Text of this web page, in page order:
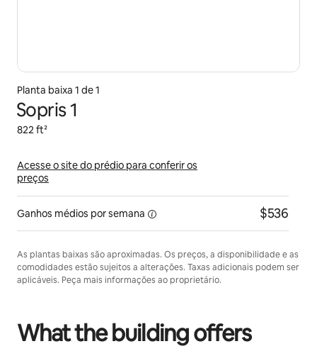
Planta baixa 1 de 1
Sopris 1
822 ft²
Acesse o site do prédio para conferir os
preços
Ganhos médios por semana $536
As plantas baixas são aproximadas. Os preços, a disponibilidade e as
comodidades estão sujeitos a alterações. Taxas adicionais podem ser
aplicáveis. Peça mais informações ao proprietário.
What the building offers